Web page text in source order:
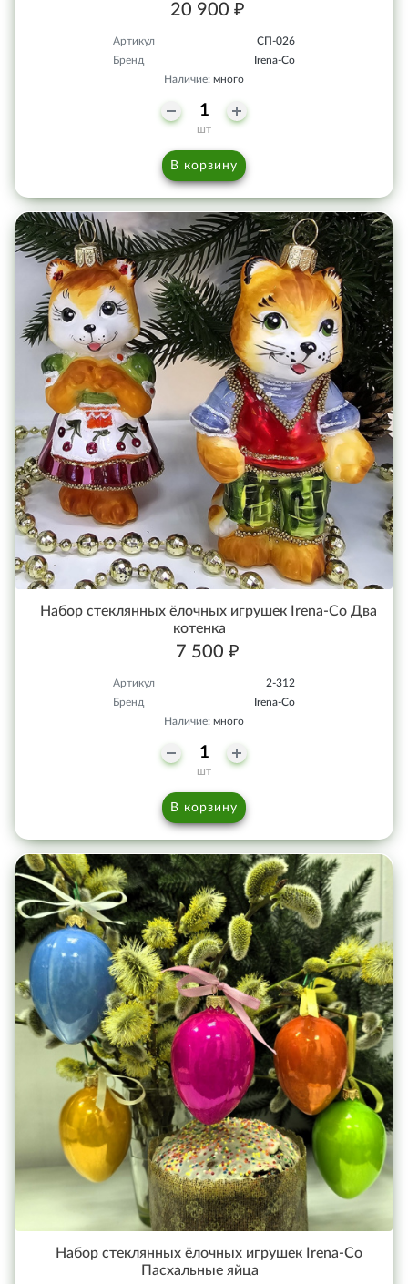
20 900 ₽
Артикул
СП-026
Бренд
Irena-Co
Наличие: много
шт
В корзину
Набор стеклянных ёлочных игрушек Irena-Co Два
котенка
7 500 ₽
Артикул
2-312
Бренд
Irena-Co
Наличие: много
шт
В корзину
Набор стеклянных ёлочных игрушек Irena-Co
Пасхальные яйца